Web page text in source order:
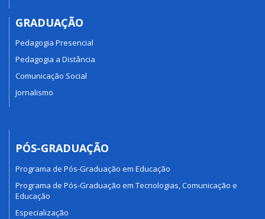
GRADUAÇÃO
Pedagogia Presencial
Pedagogia a Distância
Comunicação Social
Jornalismo
PÓS-GRADUAÇÃO
Programa de Pós-Graduação em Educação
Programa de Pós-Graduação em Tecnologias, Comunicação e
Educação
Especialização